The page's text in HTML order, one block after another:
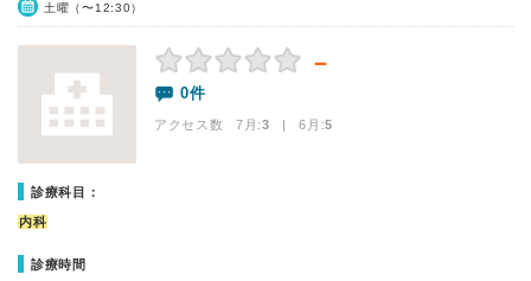
土曜（〜12:30）
－
0件
アクセス数 7月:3 | 6月:5
診療科目：
内科
診療時間